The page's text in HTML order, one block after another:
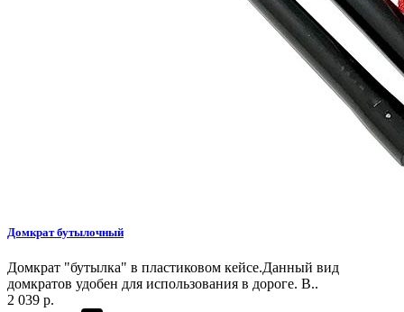
Домкрат бутылочный
Домкрат "бутылка" в пластиковом кейсе.Данный вид
домкратов удобен для использования в дороге. В..
2 039 р.